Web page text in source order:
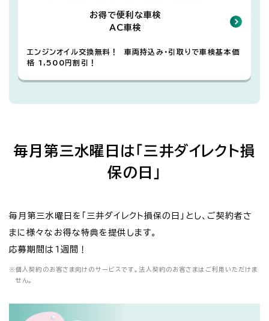
お得で便利な車検
AC車検
エンジンオイル交換無料！ 車両持込み・引取りで車検基本価
格 1,500円割引！
毎月第三水曜日は「三井ダイレクト損
保の日」
毎月第三水曜日を「三井ダイレクト損保の日」とし、ご契約者さ
まに様々なお得な特典を提供します。
応募期間は1週間！
※個人契約のお客さま向けのサービスです。法人契約のお客さまはご利用いただけま
せん。